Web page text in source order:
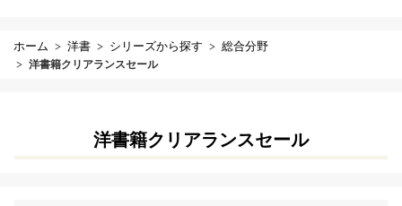
ホーム 洋書 シリーズから探す 総合分野
洋書籍クリアランスセール
洋書籍クリアランスセール